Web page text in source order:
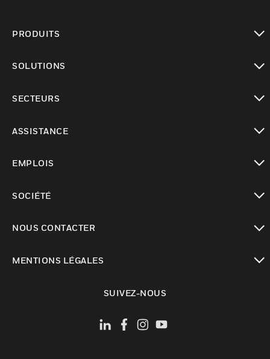
PRODUITS
SOLUTIONS
SECTEURS
ASSISTANCE
EMPLOIS
SOCIÉTÉ
NOUS CONTACTER
MENTIONS LÉGALES
SUIVEZ-NOUS